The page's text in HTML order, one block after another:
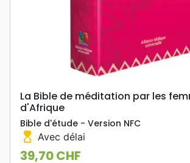
La Bible de méditation par les
d'Afrique
Bible d'étude - Version NFC
hourglass_top Avec délai
39,70 CHF